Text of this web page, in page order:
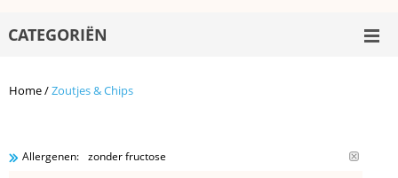
CATEGORIËN
Home/Zoutjes & Chips
Allergenen: zonder fructose